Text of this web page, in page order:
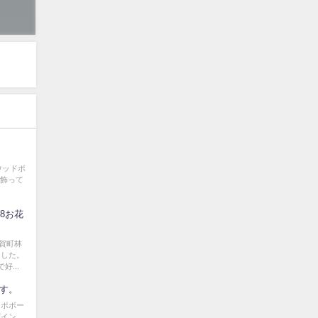
ッドボ
って
お花
町林
た。
好...
。
ボー